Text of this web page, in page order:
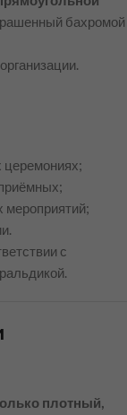
бахромой
церемониях;
мероприятий;
с
плотный,